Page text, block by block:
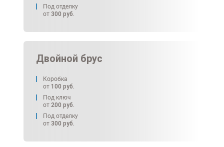
Под отделку
от 300 руб.
Двойной брус
Коробка
от 100 руб.
Под ключ
от 200 руб.
Под отделку
от 300 руб.